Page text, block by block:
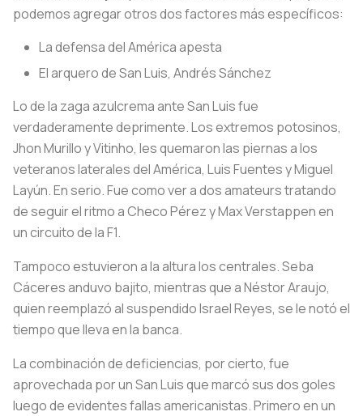
podemos agregar otros dos factores más específicos:
La defensa del América apesta
El arquero de San Luis, Andrés Sánchez
Lo de la zaga azulcrema ante San Luis fue
verdaderamente deprimente. Los extremos potosinos,
Jhon Murillo y Vitinho, les quemaron las piernas a los
veteranos laterales del América, Luis Fuentes y Miguel
Layún. En serio. Fue como ver a dos amateurs tratando
de seguir el ritmo a Checo Pérez y Max Verstappen en
un circuito de la F1.
Tampoco estuvieron a la altura los centrales. Seba
Cáceres anduvo bajito, mientras que a Néstor Araujo,
quien reemplazó al suspendido Israel Reyes, se le notó el
tiempo que lleva en la banca.
La combinación de deficiencias, por cierto, fue
aprovechada por un San Luis que marcó sus dos goles
luego de evidentes fallas americanistas. Primero en un